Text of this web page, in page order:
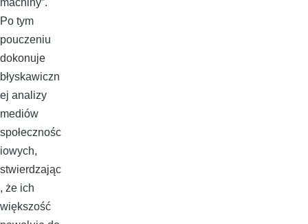
machiny”.
Po tym
pouczeniu
dokonuje
błyskawiczn
ej analizy
mediów
społecznośc
iowych,
stwierdzając
, że ich
większość